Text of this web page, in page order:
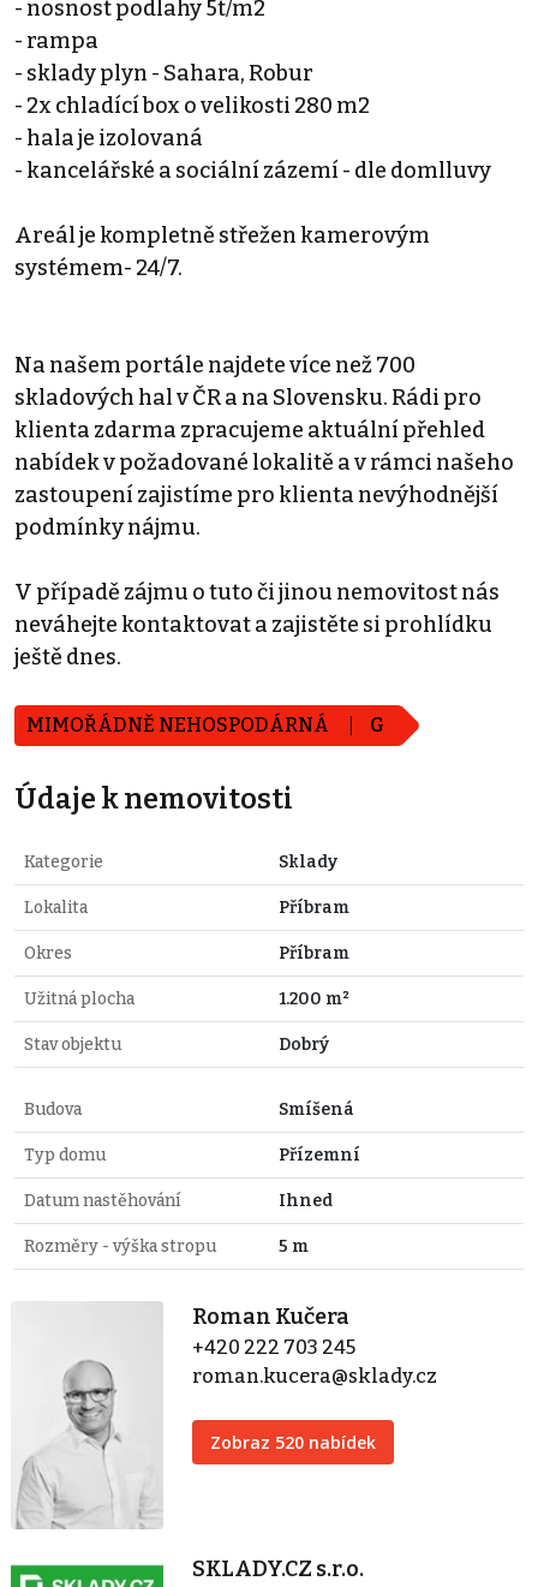
- nosnost podlahy 5t/m2
- rampa
- sklady plyn - Sahara, Robur
- 2x chladící box o velikosti 280 m2
- hala je izolovaná
- kancelářské a sociální zázemí - dle domlluvy
Areál je kompletně střežen kamerovým
systémem- 24/7.
Na našem portále najdete více než 700
skladových hal v ČR a na Slovensku. Rádi pro
klienta zdarma zpracujeme aktuální přehled
nabídek v požadované lokalitě a v rámci našeho
zastoupení zajistíme pro klienta nevýhodnější
podmínky nájmu.
V případě zájmu o tuto či jinou nemovitost nás
neváhejte kontaktovat a zajistěte si prohlídku
ještě dnes.
MIMOŘÁDNĚ NEHOSPODÁRNÁ G
Údaje k nemovitosti
Kategorie Sklady
Lokalita Příbram
Okres Příbram
Užitná plocha 1.200 m²
Stav objektu Dobrý
Budova Smíšená
Typ domu Přízemní
Datum nastěhování Ihned
Rozměry - výška stropu 5 m
Roman Kučera
+420 222 703 245
roman.kucera@sklady.cz
Zobraz 520 nabídek
SKLADY.CZ s.r.o.